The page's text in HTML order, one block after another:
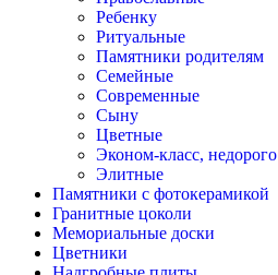
Ребенку
Ритуальные
Памятники родителям
Семейные
Современные
Сыну
Цветные
Эконом-класс, недорого
Элитные
Памятники с фотокерамикой
Гранитные цоколи
Мемориальные доски
Цветники